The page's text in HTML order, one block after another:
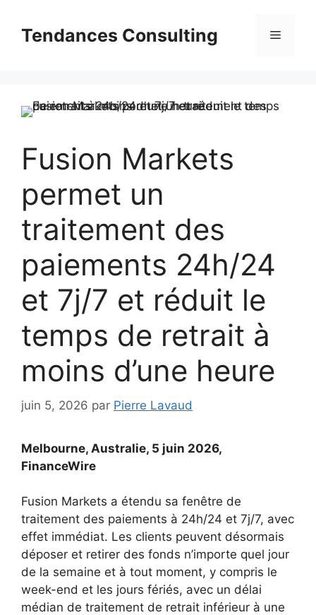
contenuTendances Consulting Menu
Fusion Markets
permet un
traitement des
paiements 24h/24
et 7j/7 et réduit le
temps de retrait à
moins d’une heure
juin 5, 2026 par Pierre Lavaud
Melbourne, Australie, 5 juin 2026,
FinanceWire
Fusion Markets a étendu sa fenêtre de
traitement des paiements à 24h/24 et 7j/7, avec
effet immédiat. Les clients peuvent désormais
déposer et retirer des fonds n’importe quel jour
de la semaine et à tout moment, y compris le
week-end et les jours fériés, avec un délai
médian de traitement de retrait inférieur à une